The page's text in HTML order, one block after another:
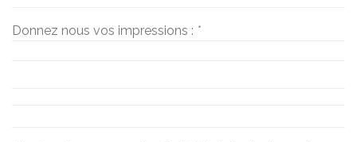
Donnez nous vos impressions : *